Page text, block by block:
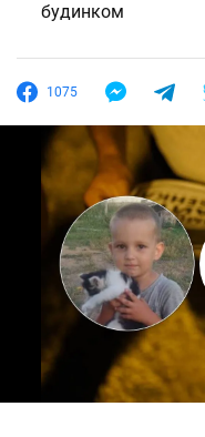
будинком
1075